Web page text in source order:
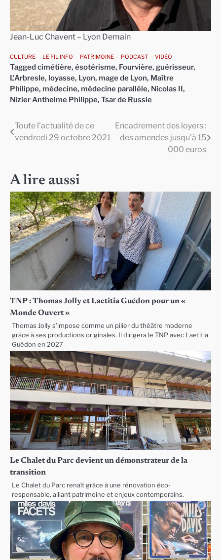
Jean-Luc Chavent – Lyon Demain
CULTURE LE FIL INFO PATRIMOINE PODCAST VIDÉO
Tagged cimétière, ésotérisme, Fourvière, guérisseur,
L'Arbresle, loyasse, Lyon, mage de Lyon, Maître
Philippe, médecine, médecine parallèle, Nicolas II,
Nizier Anthelme Philippe, Tsar de Russie
Navigation
Toute l’actualité de ce
vendredi 29 octobre 2021
Encadrement des loyers :
des amendes jusqu’à 15
000 euros
A lire aussi
TNP : Thomas Jolly et Laetitia Guédon pour un «
Monde Ouvert »
Thomas Jolly s’impose comme un pilier du théâtre moderne
grâce à ses productions originales. Il dirigera le TNP avec Laetitia
Guédon en 2027
Le Chalet du Parc devient un démonstrateur de la
transition
Le Chalet du Parc renaît grâce à une rénovation éco-
responsable, alliant patrimoine et enjeux contemporains.